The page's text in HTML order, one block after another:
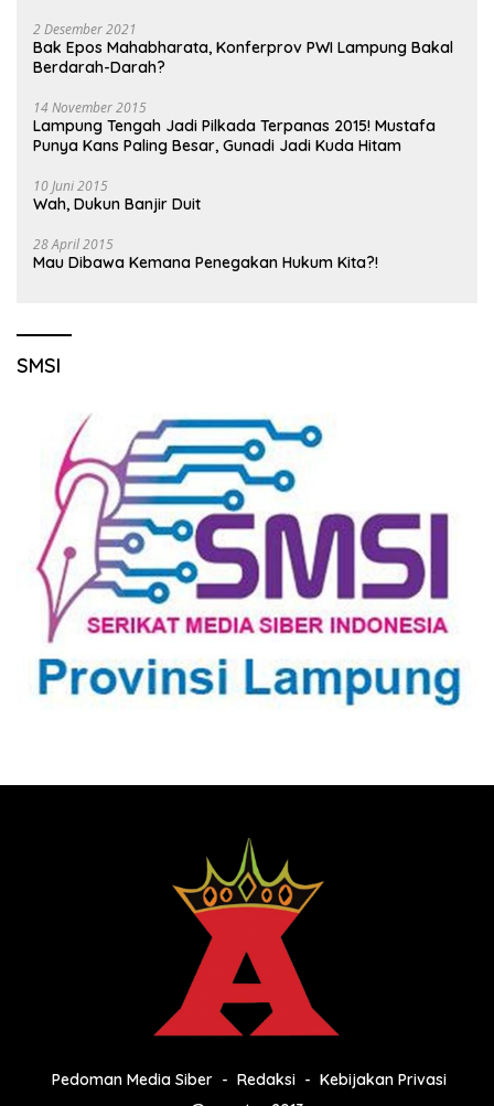
2 Desember 2021
Bak Epos Mahabharata, Konferprov PWI Lampung Bakal
Berdarah-Darah?
14 November 2015
Lampung Tengah Jadi Pilkada Terpanas 2015! Mustafa
Punya Kans Paling Besar, Gunadi Jadi Kuda Hitam
10 Juni 2015
Wah, Dukun Banjir Duit
28 April 2015
Mau Dibawa Kemana Penegakan Hukum Kita?!
SMSI
Pedoman Media Siber Redaksi
Kebijakan Privasi